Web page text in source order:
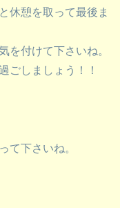
休憩を取って最後ま
を付けて下さいね。
ごしましょう！！
て下さいね。